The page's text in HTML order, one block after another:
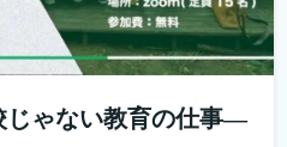
じゃない教育の仕事―
収束が見えない中、私たちは
み、大学の授業もオンライン